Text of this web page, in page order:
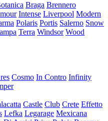
Braga Brennero
Intense Liverpool Modern
Polaris Portis Salerno Snow
Terra Windsor Wood
Cosmo In Contro Infinity
Castle Club Crete Effetto
Lefka Legarage Mexicana